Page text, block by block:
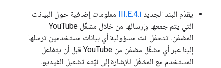
يقدّم البند الجديد III.E.4.i معلومات إضافية حول البيانات
التي يتم جمعها وإرسالها من خلال مشغّل YouTube
المضمّن. تتحمّل أنت مسؤولية أي بيانات مستخدمين ترسلها
إلينا عبر أي مشغّل مضمّن من YouTube قبل أن يتفاعل
المستخدم مع المشغّل للإشارة إلى نيّته تشغيل الفيديو.